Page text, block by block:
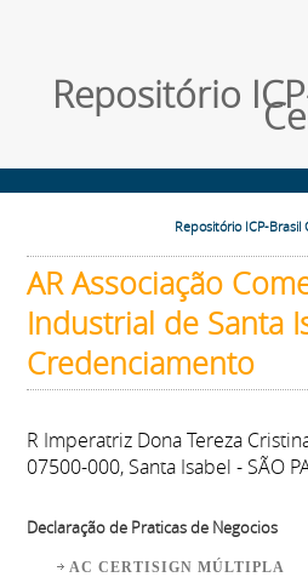
Repositório
Repositório ICP-Brasil
AR Associação
Industrial de Santa
Credenciamento
R Imperatriz Dona Tereza
07500-000, Santa Isabel - SÃO
Declaração de Praticas de Negocios
AC CERTISIGN MÚLTIPLA